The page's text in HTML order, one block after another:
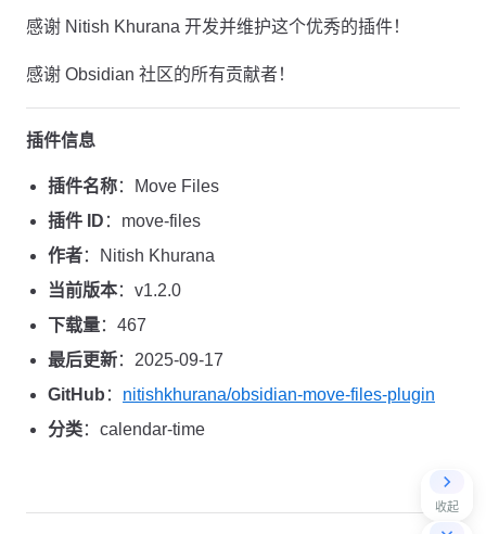
收起
感谢 Nitish Khurana 开发并维护这个优秀的插件！
感谢 Obsidian 社区的所有贡献者！
插件信息
插件名称：Move Files
插件 ID ：move-files
作者：Nitish Khurana
当前版本：v1.2.0
下载量：467
最后更新：2025-09-17
GitHub ： nitishkhurana/obsidian-move-files-plugin
分类：calendar-time